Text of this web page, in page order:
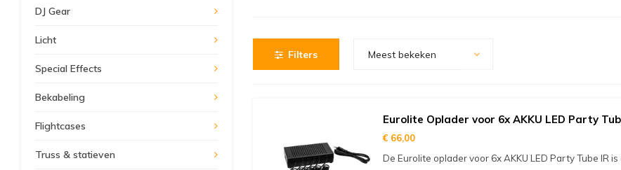
DJ Gear
Licht
Special Effects
Bekabeling
Flightcases
Truss & statieven
Filters Meest bekeken
Eurolite Oplader voor 6x AKKU LED Party
€ 66,00
De Eurolite oplader voor 6x AKKU LED Party Tube IR